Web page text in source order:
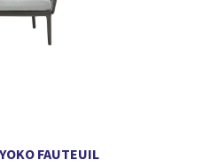
FAUTEUIL